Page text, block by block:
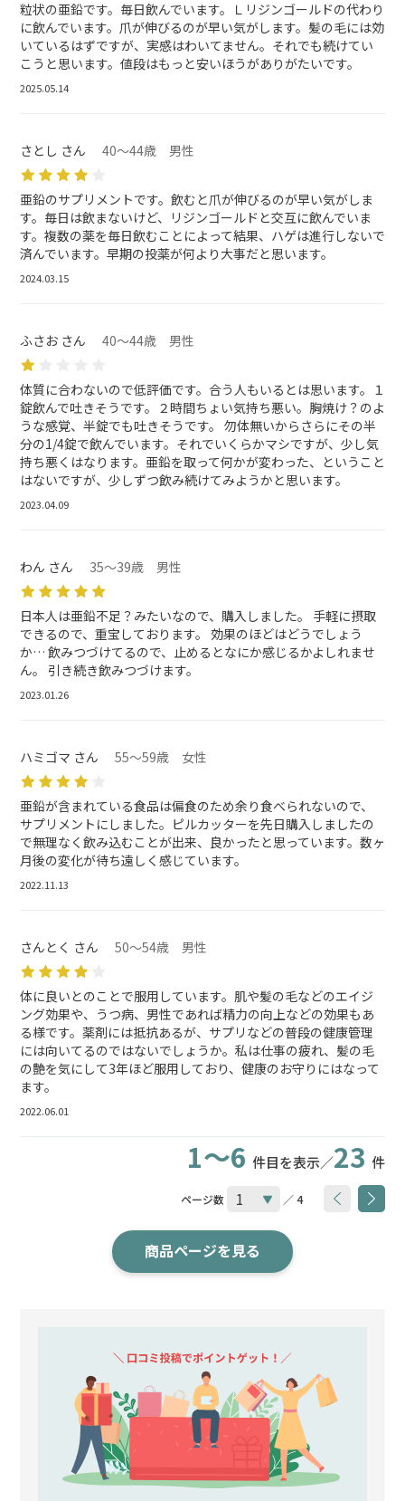
粒状の亜鉛です。毎日飲んでいます。Ｌリジンゴールドの代わり
に飲んでいます。爪が伸びるのが早い気がします。髪の毛には効
いているはずですが、実感はわいてません。それでも続けてい
こうと思います。値段はもっと安いほうがありがたいです。
2025.05.14
さとし さん 40～44歳 男性
亜鉛のサプリメントです。飲むと爪が伸びるのが早い気がしま
す。毎日は飲まないけど、リジンゴールドと交互に飲んでいま
す。複数の薬を毎日飲むことによって結果、ハゲは進行しないで
済んでいます。早期の投薬が何より大事だと思います。
2024.03.15
ふさお さん 40～44歳 男性
体質に合わないので低評価です。合う人もいるとは思います。１
錠飲んで吐きそうです。２時間ちょい気持ち悪い。胸焼け？のよ
うな感覚、半錠でも吐きそうです。 勿体無いからさらにその半
分の1/4錠で飲んでいます。それでいくらかマシですが、少し気
持ち悪くはなります。亜鉛を取って何かが変わった、ということ
はないですが、少しずつ飲み続けてみようかと思います。
2023.04.09
わん さん 35～39歳 男性
日本人は亜鉛不足？みたいなので、購入しました。 手軽に摂取
できるので、重宝しております。 効果のほどはどうでしょう
か… 飲みつづけてるので、止めるとなにか感じるかよしれませ
ん。 引き続き飲みつづけます。
2023.01.26
ハミゴマ さん 55～59歳 女性
亜鉛が含まれている食品は偏食のため余り食べられないので、
サプリメントにしました。ピルカッターを先日購入しましたの
で無理なく飲み込むことが出来、良かったと思っています。数ヶ
月後の変化が待ち遠しく感じています。
2022.11.13
さんとく さん 50～54歳 男性
体に良いとのことで服用しています。肌や髪の毛などのエイジ
ング効果や、うつ病、男性であれば精力の向上などの効果もあ
る様です。薬剤には抵抗あるが、サプリなどの普段の健康管理
には向いてるのではないでしょうか。私は仕事の疲れ、髪の毛
の艶を気にして3年ほど服用しており、健康のお守りにはなって
ます。
2022.06.01
1～6 件目を表示／23 件
ページ数 ／ 4
商品ページを見る